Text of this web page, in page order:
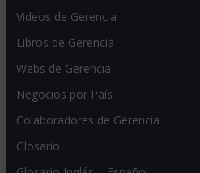
Videos de Gerencia
Libros de Gerencia
Webs de Gerencia
Negocios por País
Colaboradores de Gerencia
Glosario